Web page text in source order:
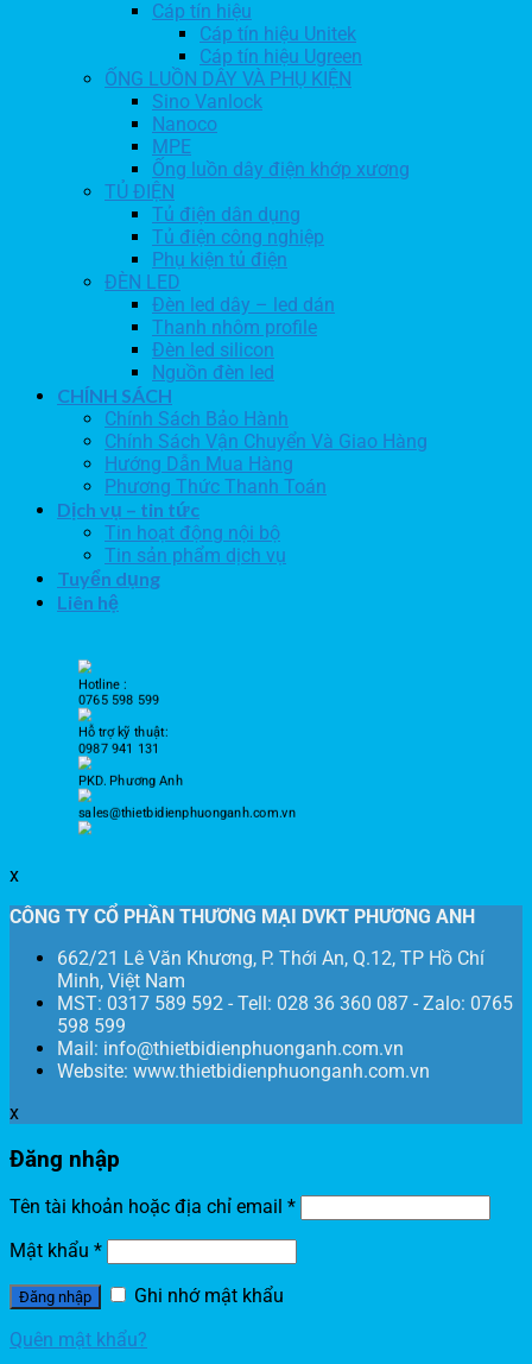
Cáp tín hiệu
Cáp tín hiệu Unitek
Cáp tín hiệu Ugreen
ỐNG LUỒN DÂY VÀ PHỤ KIỆN
Sino Vanlock
Nanoco
MPE
Ống luồn dây điện khớp xương
TỦ ĐIỆN
Tủ điện dân dụng
Tủ điện công nghiệp
Phụ kiện tủ điện
ĐÈN LED
Đèn led dây – led dán
Thanh nhôm profile
Đèn led silicon
Nguồn đèn led
CHÍNH SÁCH
Chính Sách Bảo Hành
Chính Sách Vận Chuyển Và Giao Hàng
Hướng Dẫn Mua Hàng
Phương Thức Thanh Toán
Dịch vụ – tin tức
Tin hoạt động nội bộ
Tin sản phẩm dịch vụ
Tuyển dụng
Liên hệ
Hotline :
0765 598 599
Hỗ trợ kỹ thuật:
0987 941 131
PKD. Phương Anh
sales@thietbidienphuonganh.com.vn
x
CÔNG TY CỔ PHẦN THƯƠNG MẠI DVKT PHƯƠNG ANH
662/21 Lê Văn Khương, P. Thới An, Q.12, TP Hồ Chí
Minh, Việt Nam
MST: 0317 589 592 - Tell: 028 36 360 087 - Zalo: 0765
598 599
Mail: info@thietbidienphuonganh.com.vn
Website: www.thietbidienphuonganh.com.vn
x
Đăng nhập
Tên tài khoản hoặc địa chỉ email *
Mật khẩu *
Đăng nhập
Ghi nhớ mật khẩu
Quên mật khẩu?